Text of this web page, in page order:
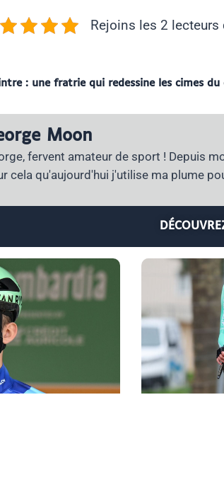
Rejoins les 2
Moon
fervent amateur de sport ! Depuis
cela qu'aujourd'hui j'utilise ma plume